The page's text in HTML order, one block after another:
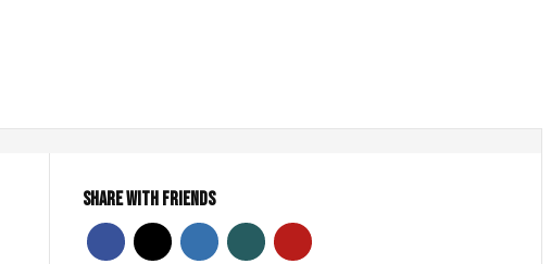
Share With Friends